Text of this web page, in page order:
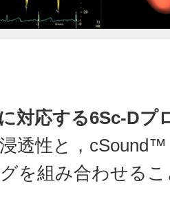
対応する6Sc-Dプ
透性と，
を組み合わせる